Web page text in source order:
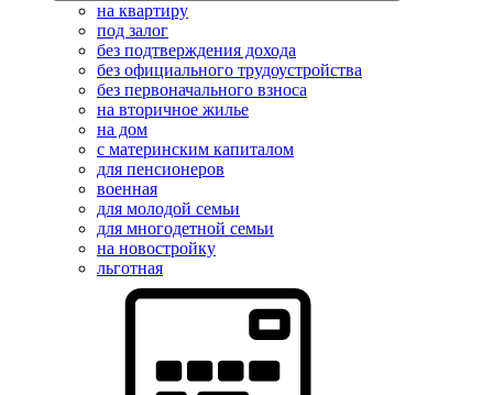
на квартиру
под залог
без подтверждения дохода
без официального трудоустройства
без первоначального взноса
на вторичное жилье
на дом
с материнским капиталом
для пенсионеров
военная
для молодой семьи
для многодетной семьи
на новостройку
льготная